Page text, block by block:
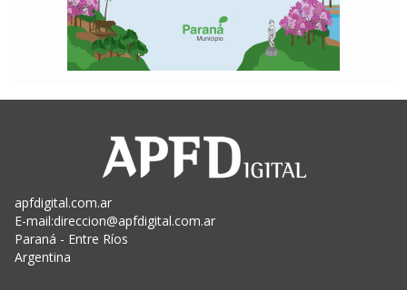
apfdigital.com.ar
E-mail:direccion@apfdigital.com.ar
Paraná - Entre Ríos
Argentina